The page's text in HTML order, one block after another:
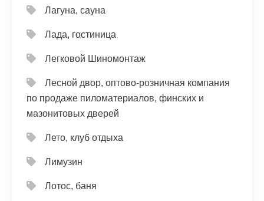
Лагуна, сауна
Лада, гостиница
Легковой Шиномонтаж
Лесной двор, оптово-розничная компания
по продаже пиломатериалов, финских и
мазонитовых дверей
Лето, клуб отдыха
Лимузин
Лотос, баня